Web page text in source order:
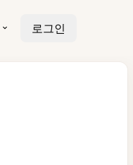
로그인